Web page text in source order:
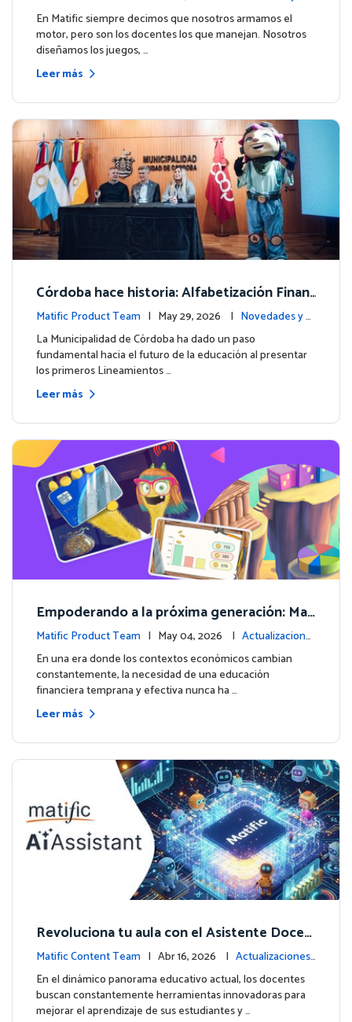
ito de Northfield School en T4.
entos
En Matific siempre decimos que nosotros armamos el
motor, pero son los docentes los que manejan. Nosotros
diseñamos los juegos, …
Leer más
Córdoba hace historia: Alfabetización Finan
ciera para más de 13.000 estudiantes junto
a Matific
Matific Product Team | May 29, 2026 | Novedades y e
ventos
La Municipalidad de Córdoba ha dado un paso
fundamental hacia el futuro de la educación al presentar
los primeros Lineamientos …
Leer más
Empoderando a la próxima generación: Mat
ific lanza un curso integral de Educación Fin
anciera
Matific Product Team | May 04, 2026 | Actualizacione
s de la plataforma
En una era donde los contextos económicos cambian
constantemente, la necesidad de una educación
financiera temprana y efectiva nunca ha …
Leer más
Revoluciona tu aula con el Asistente Docen
te impulsado por IA de Matific
Matific Content Team | Abr 16, 2026 | Actualizaciones
de la plataforma
En el dinámico panorama educativo actual, los docentes
buscan constantemente herramientas innovadoras para
mejorar el aprendizaje de sus estudiantes y …